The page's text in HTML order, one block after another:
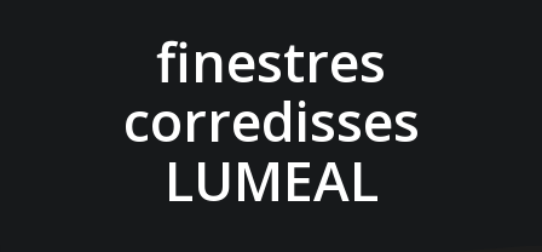
finestres
corredisses
LUMEAL